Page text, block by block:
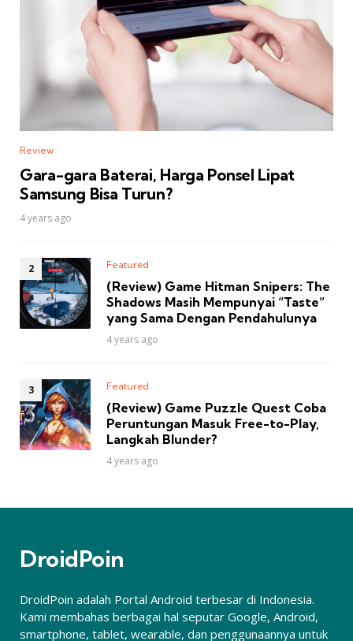
Review
Gara-gara Baterai, Harga Ponsel Lipat
Samsung Bisa Turun?
4 years ago
Featured
(Review) Game Hitman Snipers: The
Shadows Masih Mempunyai “Taste”
yang Sama Dengan Pendahulunya
4 years ago
Featured
(Review) Game Puzzle Quest Coba
Peruntungan Masuk Free-to-Play,
Langkah Blunder?
4 years ago
DroidPoin
DroidPoin adalah Portal Android terbesar di Indonesia.
Kami membahas berbagai hal seputar Google, Android,
smartphone, tablet, wearable, dan penggunaannya untuk